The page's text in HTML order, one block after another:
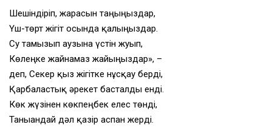
Шешіндіріп, жарасын таңыңыздар,
Үш-төрт жігіт осында қалыңыздар.
Су тамызып аузына үстін жуып,
Көлеңке жайнамаз жайыңыздар», –
деп, Секер қыз жігітке нұсқау берді,
Қарбаластық әрекет басталды енді.
Көк жүзінен көкпеңбек елес төнді,
Танығандай дәл қазір аспан жерді.